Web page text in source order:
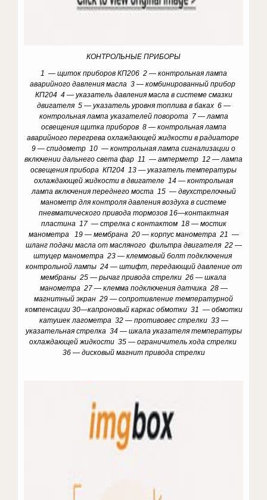
КОНТРОЛЬНЫЕ ПРИБОРЫ
1 — щиток приборов КП206 2 — контрольная лампа
аварийного давления масла 3 — комбинированный прибор
КП204 4 — указатель давления масла в системе смазки
двигателя 5 — указатель уровня топлива в баках 6 —
контрольная лампа указателей поворота 7 — лампа
освещения щитка приборов 8 — контрольная лампа
аварийного перегрева охлаждающей жидкости в радиаторе
9 — спидометр 10 — контрольная лампа сигнализации о
включении дальнего света фар 11 — амперметр 12 — лампа
освещения прибора КП204 13 — указатель температуры
охлаждающей жидкости в двигателе 14 — контрольная
лампа включения переднего моста 15 — двухстрелочный
манометр для контроля давления воздуха в системе
пневматического привода тормозов 16—контактная
пластина 17 — стрелка с контактом 18 — мостик
манометра 19 — мембрана 20 — корпус манометра 21 —
шланг подачи масла от масляного фильтра двигателя 22 —
штуцер манометра 23 — клеммовый болт подключения
контрольной лампы 24 — штифт, передающий давление от
мембраны 25 — рычаг привода стрелки 26 — шкала
манометра 27 — клемма подключения датчика 28 —
магнитный экран 29 — сопротивление температурной
компенсации 30—капроновый каркас обмотки 31 — обмотки
катушек лагометра 32 — противовес стрелки 33 —
указательная стрелка 34 — шкала указателя температуры
охлаждающей жидкости 35 — ограничитель хода стрелки
36 — дисковый магнит привода стрелки